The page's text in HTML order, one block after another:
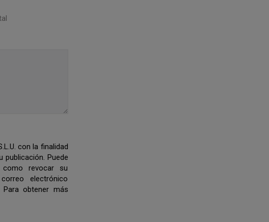
con la finalidad
publicación. Puede
como revocar su
electrónico
Para obtener más